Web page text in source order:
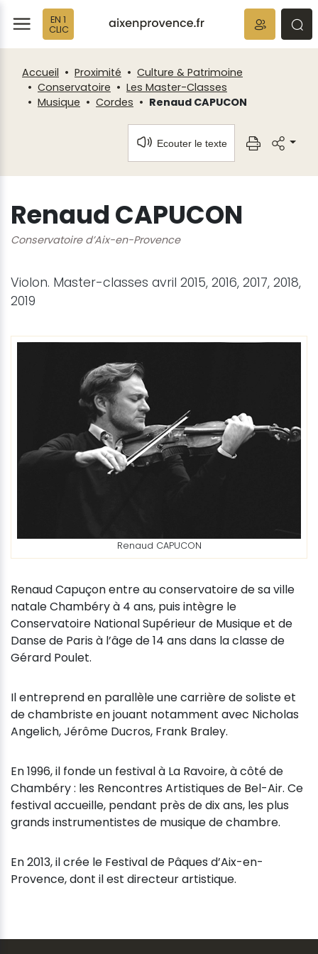
EN 1
CLIC
Accueil Proximité
Culture & Patrimoine
Conservatoire
Les Master-Classes
Musique
Cordes Renaud CAPUCON
Ecouter le texte
Renaud CAPUCON
Conservatoire d’Aix-en-Provence
Violon. Master-classes avril 2015, 2016, 2017, 2018,
2019
Renaud CAPUCON
Renaud Capuçon entre au conservatoire de sa ville
natale Chambéry à 4 ans, puis intègre le
Conservatoire National Supérieur de Musique et de
Danse de Paris à l’âge de 14 ans dans la classe de
Gérard Poulet.
Il entreprend en parallèle une carrière de soliste et
de chambriste en jouant notamment avec Nicholas
Angelich, Jérôme Ducros, Frank Braley.
En 1996, il fonde un festival à La Ravoire, à côté de
Chambéry : les Rencontres Artistiques de Bel-Air. Ce
festival accueille, pendant près de dix ans, les plus
grands instrumentistes de musique de chambre.
En 2013, il crée le Festival de Pâques d’Aix-en-
Provence, dont il est directeur artistique.
Fenêtre
de
chat
Panneau de gestion des cookies